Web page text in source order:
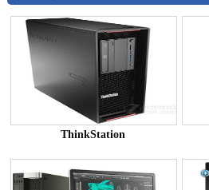
ThinkStation